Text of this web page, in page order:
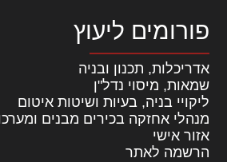
פורומים ליעוץ
אדריכלות, תכנון ובניה
שמאות, מיסוי נדל"ן
ליקויי בניה, בעיות ושיטות איטום
מנהלי אחזקה בכירים מבנים
אזור אישי
הרשמה לאתר